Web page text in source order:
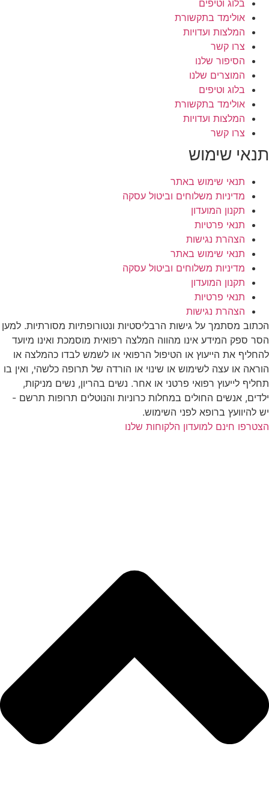
בלוג וטיפים
אולימד בתקשורת
המלצות ועדויות
צרו קשר
הסיפור שלנו
המוצרים שלנו
בלוג וטיפים
אולימד בתקשורת
המלצות ועדויות
צרו קשר
תנאי שימוש
תנאי שימוש באתר
מדיניות משלוחים וביטול עסקה
תקנון המועדון
תנאי פרטיות
הצהרת נגישות
תנאי שימוש באתר
מדיניות משלוחים וביטול עסקה
תקנון המועדון
תנאי פרטיות
הצהרת נגישות
הכתוב מסתמך על גישות הרבליסטיות ונטורופתיות מסורתיות. למען
הסר ספק המידע אינו מהווה המלצה רפואית מוסמכת ואינו מיועד
להחליף את הייעוץ או הטיפול הרפואי או לשמש לבדו כהמלצה או
הוראה או עצה לשימוש או שינוי או הורדה של תרופה כלשהי, ואין בו
תחליף לייעוץ רפואי פרטני או אחר. נשים בהריון, נשים מניקות,
ילדים, אנשים החולים במחלות כרוניות והנוטלים תרופות תרשם -
יש להיוועץ ברופא לפני השימוש.
הצטרפו חינם למועדון הלקוחות שלנו